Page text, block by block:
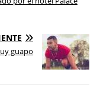
guapo